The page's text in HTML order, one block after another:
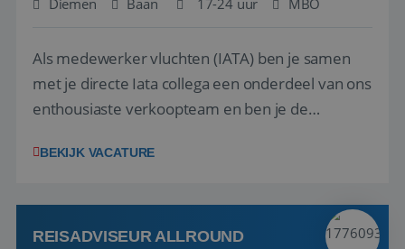
Diemen Baan 17-24 uur MBO
Als medewerker vluchten (IATA) ben je samen
met je directe Iata collega een onderdeel van ons
enthousiaste verkoopteam en ben je de
en tarieven waar je collega’s niet uitkomen.
kwaliteitsbewaking van alles wat met IATA te m...
BEKIJK VACATURE
REISADVISEUR ALLROUND